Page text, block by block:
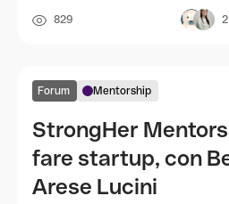
829 2
Forum Mentorship
StrongHer
fare startup, con
Arese Lucini